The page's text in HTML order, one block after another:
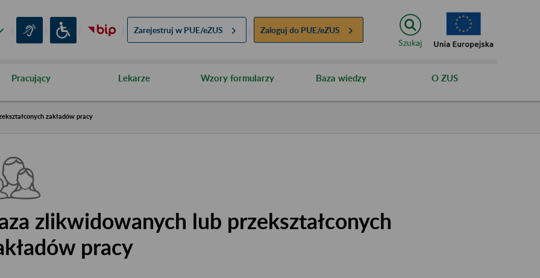
Zarejestruj w PUE/eZUS Zaloguj do PUE/eZUS
Szukaj
Pracujący Lekarze Wzory formularzy Baza wiedzy O ZUS
zakładów pracy
zlikwidowanych lub przekształconych
pracy